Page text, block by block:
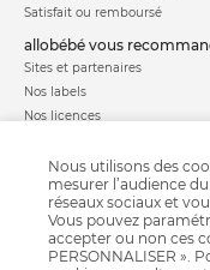
Satisfait ou remboursé
allobébé vous
Sites et partenaires
Nos labels
Nos licences
Nous utilisons des
mesurer l’audience
réseaux sociaux et
Vous pouvez
accepter ou non ces
PERSONNALISER ».